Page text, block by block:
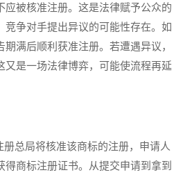
应被核准注册。这是法律赋予公众的
竞争对手提出异议的可能性存在。如
满后顺利获准注册。若遭遇异议，
又是一场法律博弈，可能使流程再延
总局将核准该商标的注册，申请人
商标注册证书。从提交申请到拿到